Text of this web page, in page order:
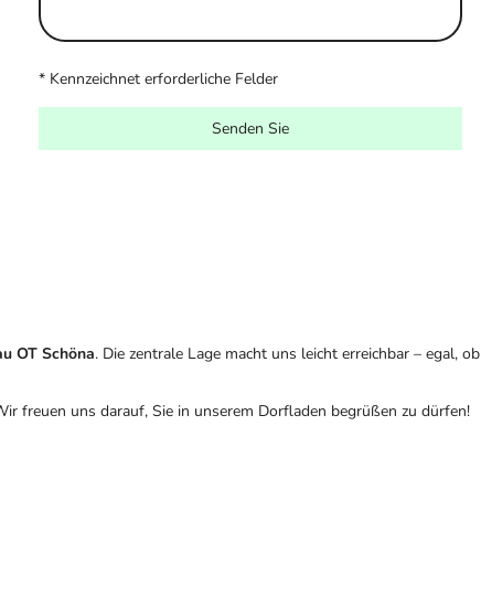
* Kennzeichnet erforderliche Felder
Senden Sie
OT Schöna. Die zentrale Lage macht uns leicht erreichbar – egal, ob
freuen uns darauf, Sie in unserem Dorfladen begrüßen zu dürfen!